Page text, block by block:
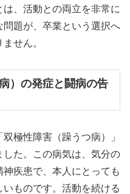
、活動との両立を非常に
題が、卒業という選択へ
せん。
）の発症と闘病の告
極性障害（躁うつ病）」
た。この病気は、気分の
疾患で、本人にとっても
ものです。活動を続ける